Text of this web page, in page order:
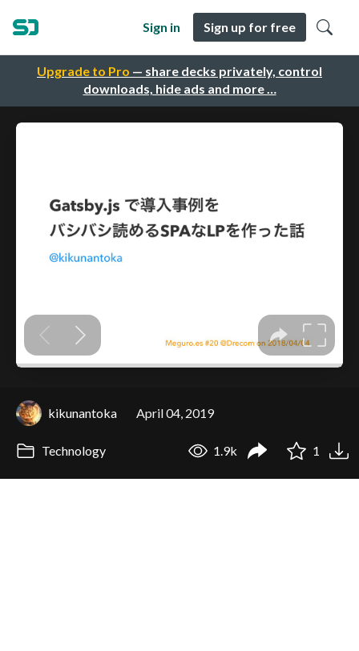
Upgrade to Pro — share decks privately, control
downloads, hide ads and more …
Sign in Sign up for free
kikunantoka April 04, 2019
Technology 1.9k 1